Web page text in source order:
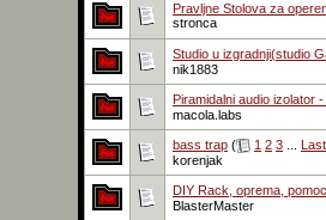
Pravljne Stolova za
stronca
Studio u izgradnji(studio
nik1883
Piramidalni audio izolator
macola.labs
bass trap ( 1 2 3
korenjak
DIY Rack, oprema,
BlasterMaster